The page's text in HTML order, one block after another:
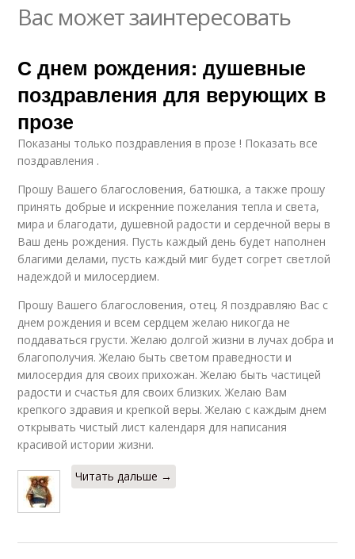
Вас может заинтересовать
С днем рождения: душевные
поздравления для верующих в
прозе
Показаны только поздравления в прозе ! Показать все
поздравления .
Прошу Вашего благословения, батюшка, а также прошу
принять добрые и искренние пожелания тепла и света,
мира и благодати, душевной радости и сердечной веры в
Ваш день рождения. Пусть каждый день будет наполнен
благими делами, пусть каждый миг будет согрет светлой
надеждой и милосердием.
Прошу Вашего благословения, отец. Я поздравляю Вас с
днем рождения и всем сердцем желаю никогда не
поддаваться грусти. Желаю долгой жизни в лучах добра и
благополучия. Желаю быть светом праведности и
милосердия для своих прихожан. Желаю быть частицей
радости и счастья для своих близких. Желаю Вам
крепкого здравия и крепкой веры. Желаю с каждым днем
открывать чистый лист календаря для написания
красивой истории жизни.
Читать дальше →